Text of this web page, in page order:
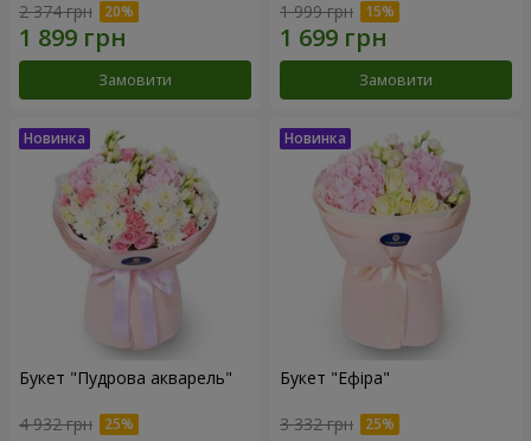
2 374 грн
Замовити
1 999 грн
Замовити
Букет "Пудрова акварель"
4 932 грн
Букет "Ефіра"
3 332 грн